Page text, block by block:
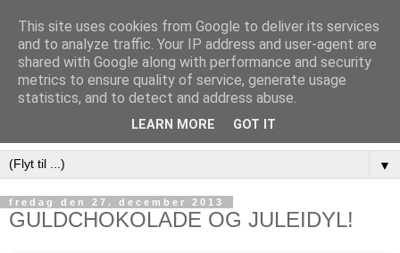
▼
fredag den 27. december 2013
GULDCHOKOLADE OG JULEIDYL!
This site uses cookies from Google to deliver its services
and to analyze traffic. Your IP address and user-agent are
shared with Google along with performance and security
metrics to ensure quality of service, generate usage
statistics, and to detect and address abuse.
LEARN MORE GOT IT